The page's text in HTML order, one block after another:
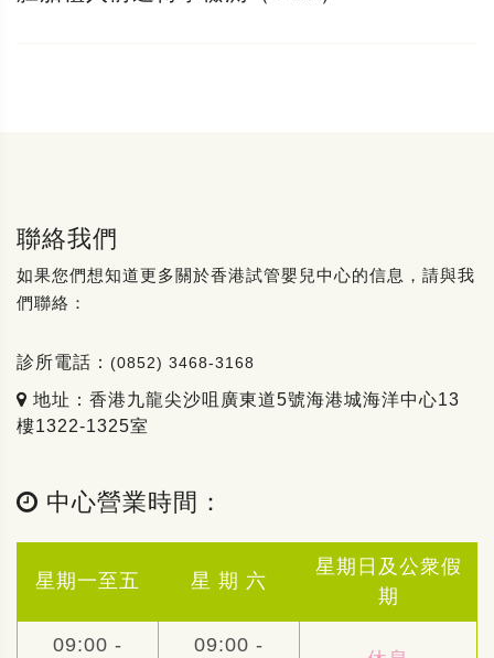
聯絡我們
如果您們想知道更多關於香港試管嬰兒中心的信息，請與我
們聯絡：
診所電話： (0852) 3468-3168
地址：香港九龍尖沙咀廣東道5號海港城海洋中心13
樓1322-1325室
中心營業時間：
星期一至五 星 期 六
星期日及公衆假
期
09:00 - 09:00 -